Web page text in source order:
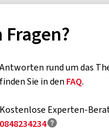
Fragen?
Antworten rund um das
finden Sie in den FAQ.
Kostenlose Experten-
0848234234